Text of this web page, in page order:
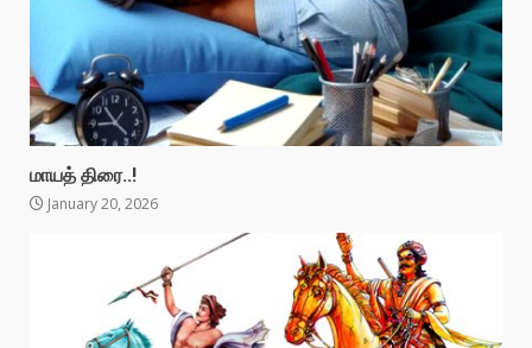
மாயத் திரை..!
January 20, 2026